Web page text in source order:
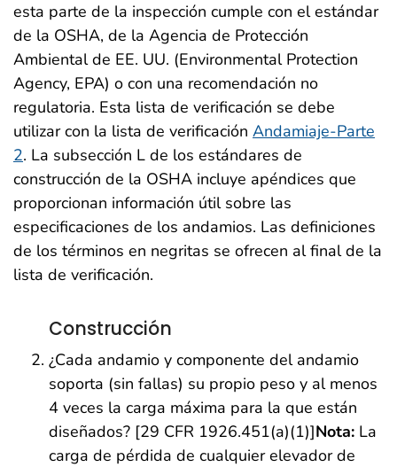
esta parte de la inspección cumple con el estándar
de la OSHA, de la Agencia de Protección
Ambiental de EE. UU. (Environmental Protection
Agency, EPA) o con una recomendación no
regulatoria. Esta lista de verificación se debe
utilizar con la lista de verificación Andamiaje-Parte
2. La subsección L de los estándares de
construcción de la OSHA incluye apéndices que
proporcionan información útil sobre las
especificaciones de los andamios. Las definiciones
de los términos en negritas se ofrecen al final de la
lista de verificación.
Construcción
¿Cada andamio y componente del andamio
soporta (sin fallas) su propio peso y al menos
4 veces la carga máxima para la que están
diseñados? [29 CFR 1926.451(a)(1)]Nota: La
carga de pérdida de cualquier elevador de